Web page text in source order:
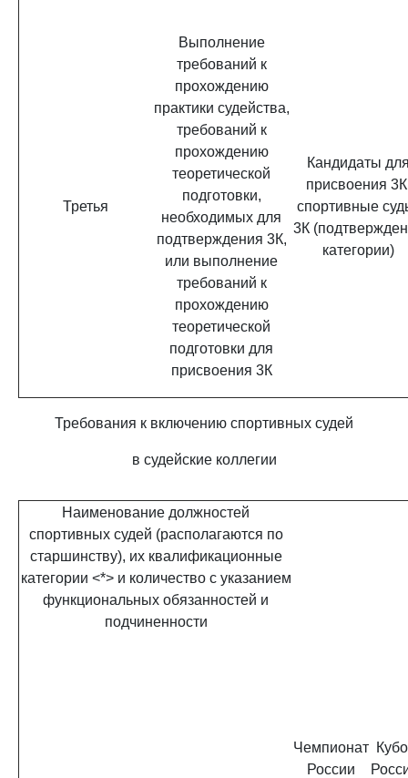
Третья
Выполнение
требований к
прохождению
практики судейства,
требований к
прохождению
теоретической
подготовки,
необходимых для
подтверждения 3К,
или выполнение
требований к
прохождению
теоретической
подготовки для
присвоения 3К
Кандидаты
присвоения
спортивные
3К
категории)
Требования к включению спортивных судей
в судейские коллегии
Наименование должностей
спортивных судей (располагаются по
старшинству), их квалификационные
категории <*> и количество с указанием
функциональных обязанностей и
подчиненности
Чемпионат
России